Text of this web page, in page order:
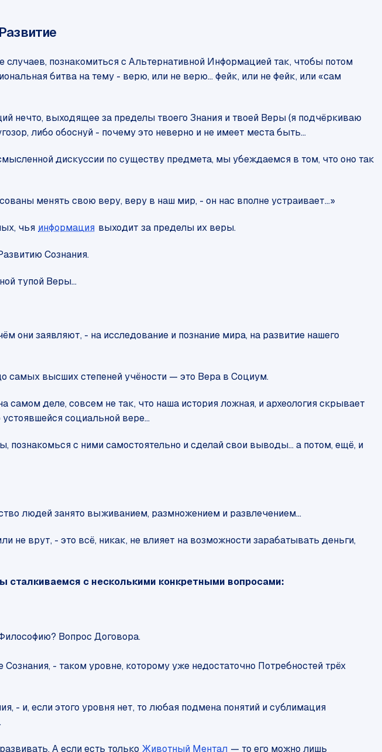
познакомиться с Альтернативной Информацией так, чтобы потом
битва на тему - верю, или не верю... фейк, или не фейк, или «сам
нечто, выходящее за пределы твоего Знания и твоей Веры (я подчёркиваю
либо обоснуй - почему это неверно и не имеет места быть...
дискуссии по существу предмета, мы убеждаемся в том, что оно так
менять свою веру, веру в наш мир, - он нас вполне устраивает...»
чья информация выходит за пределы их веры.
Сознания.
тупой Веры...
они заявляют, - на исследование и познание мира, на развитие нашего
самых высших степеней учёности — это Вера в Социум.
самом деле, совсем не так, что наша история ложная, и археология скрывает
социальной вере...
с ними самостоятельно и сделай свои выводы... а потом, ещё, и
людей занято выживанием, размножением и развлечением...
не врут, - это всё, никак, не влияет на возможности зарабатывать деньги,
сталкиваемся с несколькими конкретными вопросами:
Вопрос Договора.
- таком уровне, которому уже недостаточно Потребностей трёх
- и, если этого уровня нет, то любая подмена понятий и сублимация
А если есть только Животный Ментал — то его можно лишь